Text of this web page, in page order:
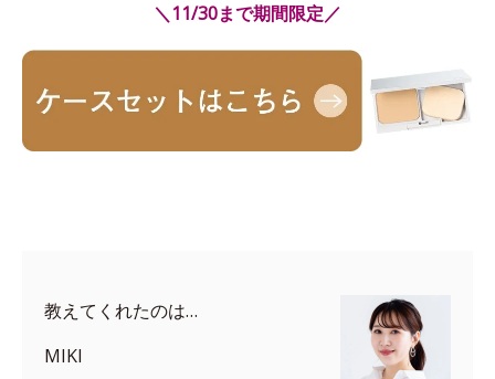
＼11/30まで期間限定／
教えてくれたのは…
MIKI